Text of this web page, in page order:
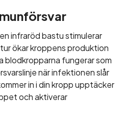
infraröd bastu stimulerar
ökar kroppens produktion
blodkropparna fungerar som
när infektionen slår
in i din kropp upptäcker
och aktiverar